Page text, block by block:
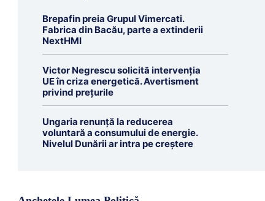
Brepafin preia Grupul Vimercati.
Fabrica din Bacău, parte a extinderii
NextHMI
Victor Negrescu solicită intervenția
UE în criza energetică. Avertisment
privind prețurile
Ungaria renunță la reducerea
voluntară a consumului de energie.
Nivelul Dunării ar intra pe creștere